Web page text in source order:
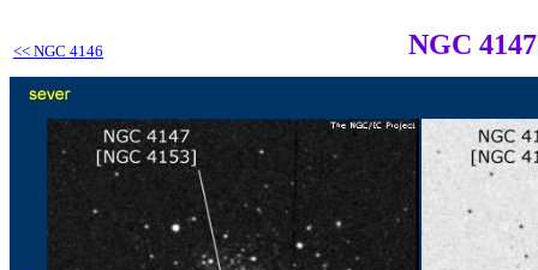
<< NGC 4146 NGC 4147